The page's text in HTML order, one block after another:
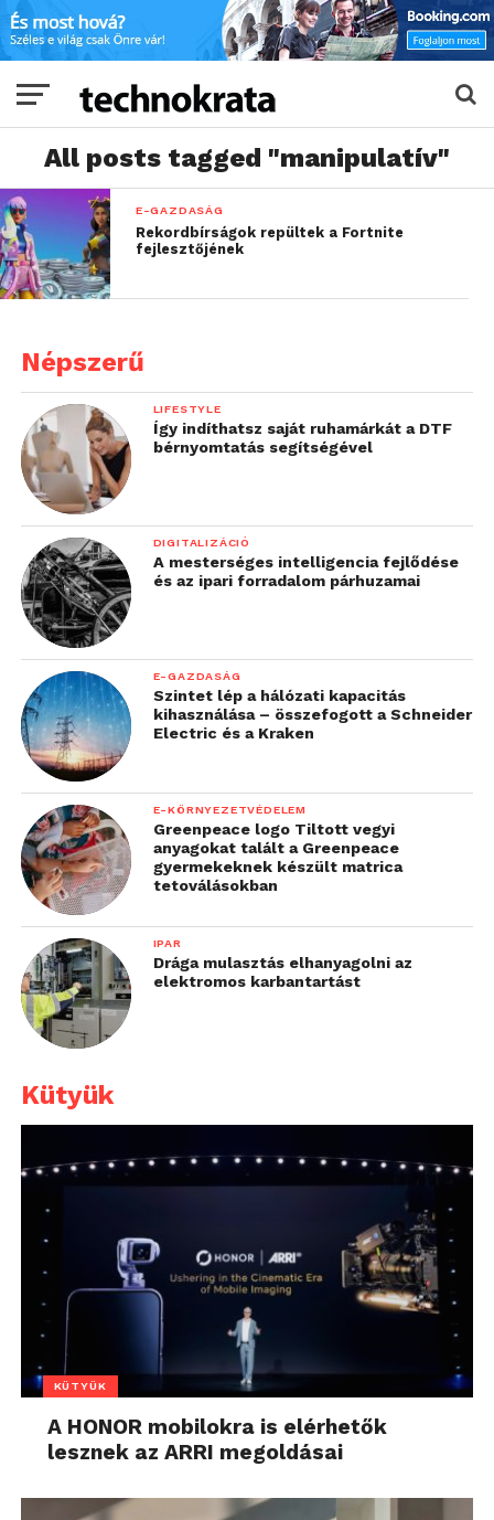
All posts tagged "manipulatív"
E-GAZDASÁG
Rekordbírságok repültek a Fortnite
fejlesztőjének
Népszerű
LIFESTYLE
Így indíthatsz saját ruhamárkát a DTF
bérnyomtatás segítségével
DIGITALIZÁCIÓ
A mesterséges intelligencia fejlődése
és az ipari forradalom párhuzamai
E-GAZDASÁG
Szintet lép a hálózati kapacitás
kihasználása – összefogott a Schneider
Electric és a Kraken
E-KÖRNYEZETVÉDELEM
Greenpeace logo Tiltott vegyi
anyagokat talált a Greenpeace
gyermekeknek készült matrica
tetoválásokban
IPAR
Drága mulasztás elhanyagolni az
elektromos karbantartást
Kütyük
KÜTYÜK
A HONOR mobilokra is elérhetők
lesznek az ARRI megoldásai